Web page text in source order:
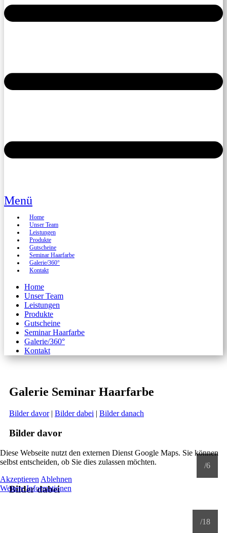
Menü
Home
Unser Team
Leistungen
Produkte
Gutscheine
Seminar Haarfarbe
Galerie/360°
Kontakt
Home
Unser Team
Leistungen
Produkte
Gutscheine
Seminar Haarfarbe
Galerie/360°
Kontakt
Galerie Seminar Haarfarbe
Bilder davor| Bilder dabei | Bilder danach
Bilder davor
/6
Bilder dabei
/18
Diese Webseite nutzt den externen Dienst Google Maps. Sie können
selbst entscheiden, ob Sie dies zulassen möchten.
Akzeptieren Ablehnen
Weitere Informationen